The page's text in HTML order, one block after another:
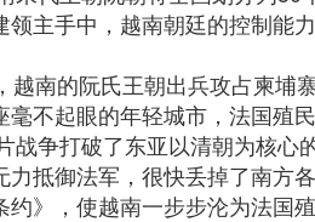
领主手中，越南朝廷的控制能
越南的阮氏王朝出兵攻占柬埔
不起眼的年轻城市，法国殖
战争打破了东亚以清朝为核
力抵御法军，很快丢掉了南方
约》，使越南一步步沦为法国